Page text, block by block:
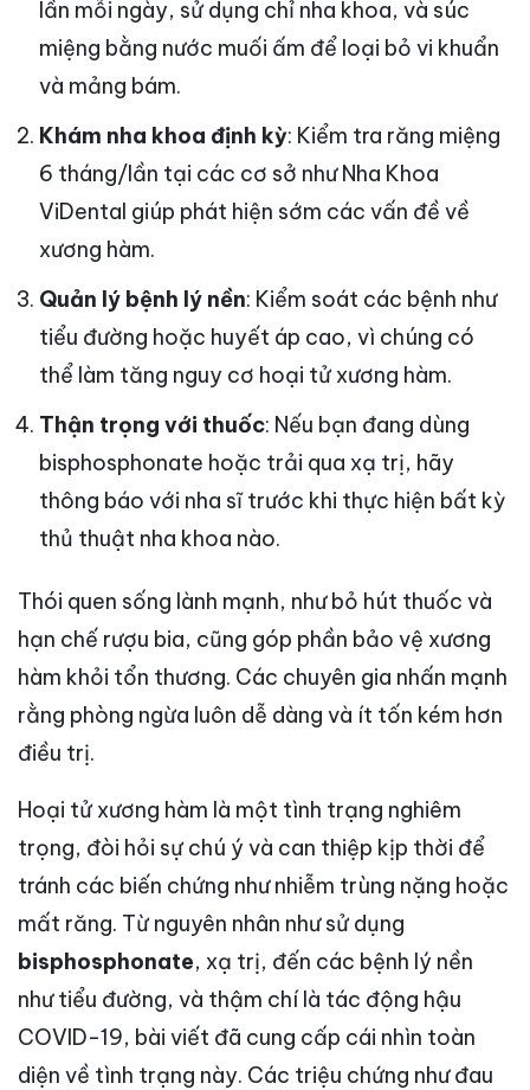
lần mỗi ngày, sử dụng chỉ nha khoa, và súc
miệng bằng nước muối ấm để loại bỏ vi khuẩn
và mảng bám.
Khám nha khoa định kỳ: Kiểm tra răng miệng
6 tháng/lần tại các cơ sở như Nha Khoa
ViDental giúp phát hiện sớm các vấn đề về
xương hàm.
Quản lý bệnh lý nền: Kiểm soát các bệnh như
tiểu đường hoặc huyết áp cao, vì chúng có
thể làm tăng nguy cơ hoại tử xương hàm.
Thận trọng với thuốc: Nếu bạn đang dùng
bisphosphonate hoặc trải qua xạ trị, hãy
thông báo với nha sĩ trước khi thực hiện bất kỳ
thủ thuật nha khoa nào.
Thói quen sống lành mạnh, như bỏ hút thuốc và
hạn chế rượu bia, cũng góp phần bảo vệ xương
hàm khỏi tổn thương. Các chuyên gia nhấn mạnh
rằng phòng ngừa luôn dễ dàng và ít tốn kém hơn
điều trị.
Hoại tử xương hàm là một tình trạng nghiêm
trọng, đòi hỏi sự chú ý và can thiệp kịp thời để
tránh các biến chứng như nhiễm trùng nặng hoặc
mất răng. Từ nguyên nhân như sử dụng
bisphosphonate, xạ trị, đến các bệnh lý nền
như tiểu đường, và thậm chí là tác động hậu
COVID-19, bài viết đã cung cấp cái nhìn toàn
diện về tình trạng này. Các triệu chứng như đau